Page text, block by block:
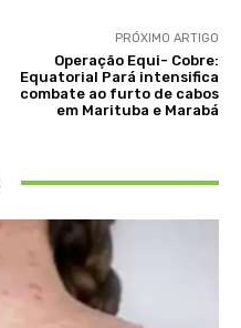
PRÓXIMO ARTIGO
Operação Equi- Cobre:
Equatorial Pará intensifica
combate ao furto de cabos
em Marituba e Marabá